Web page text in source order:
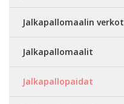
Jalkapallomaalin verkot
Jalkapallomaalit
Jalkapallopaidat